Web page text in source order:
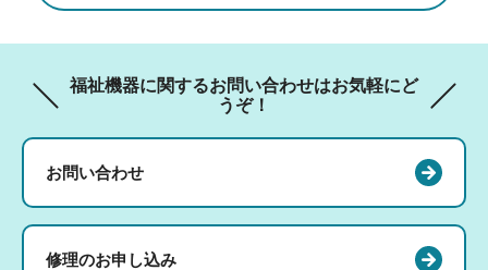
福祉機器に関するお問い合わせはお気軽にど
うぞ！
お問い合わせ
修理のお申し込み